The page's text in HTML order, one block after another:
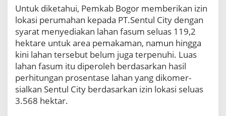
Untuk diketahui, Pemkab Bogor memberikan izin
lokasi perumahan kepada PT.Sentul City dengan
syarat menyediakan lahan fasum seluas 119,2
hek­tare untuk area pemakaman, namun hingga
kini lahan tersebut belum juga terpenuhi. Luas
lahan fasum itu diperoleh berdasarkan hasil
perhitungan prosentase lahan yang dikomer­
sialkan Sentul City berdasarkan izin lokasi seluas
3.568 hektar.